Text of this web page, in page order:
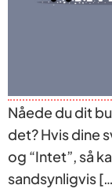
Nåede du dit
det? Hvis dine
og “Intet”, så
sandsynligvis